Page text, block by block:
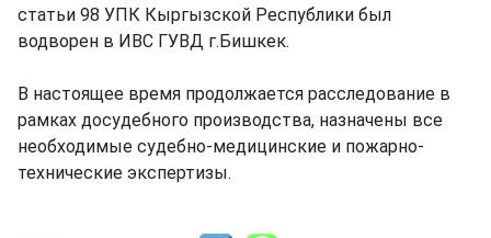
статьи 98 УПК Кыргызской Республики был
водворен в ИВС ГУВД г.Бишкек.
В настоящее время продолжается расследование в
рамках досудебного производства, назначены все
необходимые судебно-медицинские и пожарно-
технические экспертизы.